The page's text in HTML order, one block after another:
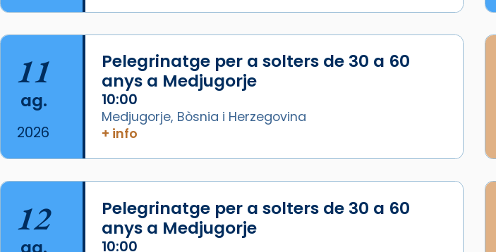
Lluís Companys, la jove va fer
arribar el seu testimoni al papa
Lleó XIV.
Recupera l'entrevista
papa-viaje-espana-testimoni...
Photo
11
ag.
2026
Pelegrinatge per a solters de 30 a 60
anys a Medjugorje
10:00
Medjugorje, Bòsnia i Herzegovina
+ info
12
ag.
Pelegrinatge per a solters de 30 a 60
anys a Medjugorje
10:00